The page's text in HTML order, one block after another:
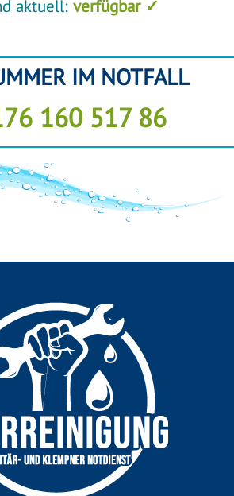
aktuell: verfügbar ✓
IM NOTFALL
160 517 86